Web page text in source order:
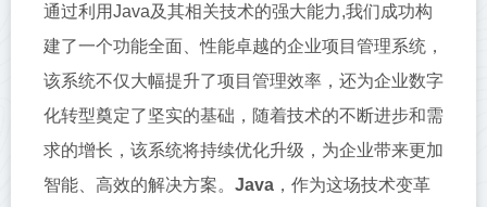
通过利用Java及其相关技术的强大能力,我们成功构
建了一个功能全面、性能卓越的企业项目管理系统，
该系统不仅大幅提升了项目管理效率，还为企业数字
化转型奠定了坚实的基础，随着技术的不断进步和需
求的增长，该系统将持续优化升级，为企业带来更加
智能、高效的解决方案。 Java ，作为这场技术变革